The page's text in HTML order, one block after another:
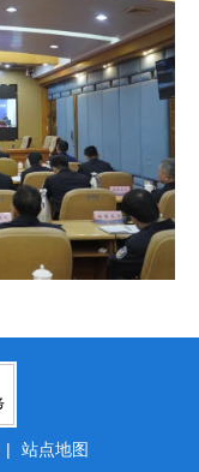
| 站点地图